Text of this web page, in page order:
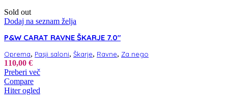
Sold out
Dodaj na seznam želja
P&W CARAT RAVNE ŠKARJE 7.0″
Oprema, Pasji saloni, Škarje, Ravne, Za nego
110,00 €
Preberi več
Compare
Hiter ogled